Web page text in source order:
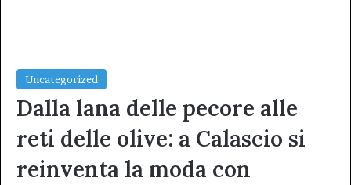
Uncategorized
Dalla lana delle pecore alle
reti delle olive: a Calascio si
reinventa la moda con